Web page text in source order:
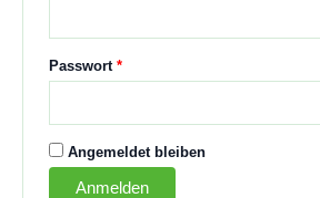
Passwort *
Angemeldet bleiben
Anmelden